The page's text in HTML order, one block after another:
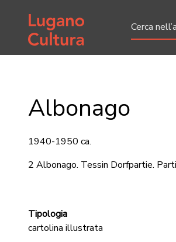
Home page
Albonago
1940-1950 ca.
2 Albonago. Tessin Dorfpartie.
Tipologia
cartolina illustrata